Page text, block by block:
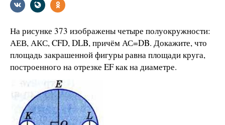
На рисунке 373 изображены четыре полуокружности:
АЕВ, АКС, CFD, DLB, причём АС=DB. Докажите, что
площадь закрашенной фигуры равна площади круга,
построенного на отрезке EF как на диаметре.